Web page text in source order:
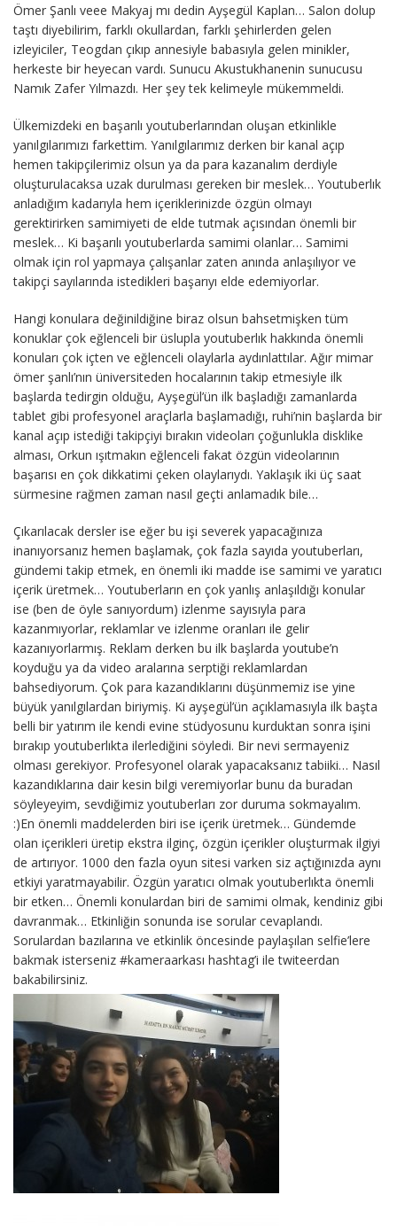
Ömer Şanlı veee Makyaj mı dedin Ayşegül Kaplan… Salon dolup
taştı diyebilirim, farklı okullardan, farklı şehirlerden gelen
izleyiciler, Teogdan çıkıp annesiyle babasıyla gelen minikler,
herkeste bir heyecan vardı. Sunucu Akustukhanenin sunucusu
Namık Zafer Yılmazdı. Her şey tek kelimeyle mükemmeldi.
Ülkemizdeki en başarılı youtuberlarından oluşan etkinlikle
yanılgılarımızı farkettim. Yanılgılarımız derken bir kanal açıp
hemen takipçilerimiz olsun ya da para kazanalım derdiyle
oluşturulacaksa uzak durulması gereken bir meslek… Youtuberlık
anladığım kadarıyla hem içeriklerinizde özgün olmayı
gerektirirken samimiyeti de elde tutmak açısından önemli bir
meslek… Ki başarılı youtuberlarda samimi olanlar… Samimi
olmak için rol yapmaya çalışanlar zaten anında anlaşılıyor ve
takipçi sayılarında istedikleri başarıyı elde edemiyorlar.
Hangi konulara değinildiğine biraz olsun bahsetmişken tüm
konuklar çok eğlenceli bir üslupla youtuberlık hakkında önemli
konuları çok içten ve eğlenceli olaylarla aydınlattılar. Ağır mimar
ömer şanlı’nın üniversiteden hocalarının takip etmesiyle ilk
başlarda tedirgin olduğu, Ayşegül’ün ilk başladığı zamanlarda
tablet gibi profesyonel araçlarla başlamadığı, ruhi’nin başlarda bir
kanal açıp istediği takipçiyi bırakın videoları çoğunlukla disklike
alması, Orkun ışıtmakın eğlenceli fakat özgün videolarının
başarısı en çok dikkatimi çeken olaylarıydı. Yaklaşık iki üç saat
sürmesine rağmen zaman nasıl geçti anlamadık bile…
Çıkarılacak dersler ise eğer bu işi severek yapacağınıza
inanıyorsanız hemen başlamak, çok fazla sayıda youtuberları,
gündemi takip etmek, en önemli iki madde ise samimi ve yaratıcı
içerik üretmek… Youtuberların en çok yanlış anlaşıldığı konular
ise (ben de öyle sanıyordum) izlenme sayısıyla para
kazanmıyorlar, reklamlar ve izlenme oranları ile gelir
kazanıyorlarmış. Reklam derken bu ilk başlarda youtube’n
koyduğu ya da video aralarına serptiği reklamlardan
bahsediyorum. Çok para kazandıklarını düşünmemiz ise yine
büyük yanılgılardan biriymiş. Ki ayşegül’ün açıklamasıyla ilk başta
belli bir yatırım ile kendi evine stüdyosunu kurduktan sonra işini
bırakıp youtuberlıkta ilerlediğini söyledi. Bir nevi sermayeniz
olması gerekiyor. Profesyonel olarak yapacaksanız tabiiki… Nasıl
kazandıklarına dair kesin bilgi veremiyorlar bunu da buradan
söyleyeyim, sevdiğimiz youtuberları zor duruma sokmayalım.
:)En önemli maddelerden biri ise içerik üretmek… Gündemde
olan içerikleri üretip ekstra ilginç, özgün içerikler oluşturmak ilgiyi
de artırıyor. 1000 den fazla oyun sitesi varken siz açtığınızda aynı
etkiyi yaratmayabilir. Özgün yaratıcı olmak youtuberlıkta önemli
bir etken… Önemli konulardan biri de samimi olmak, kendiniz gibi
davranmak… Etkinliğin sonunda ise sorular cevaplandı.
Sorulardan bazılarına ve etkinlik öncesinde paylaşılan selfie’lere
bakmak isterseniz #kameraarkası hashtag’i ile twiteerdan
bakabilirsiniz.